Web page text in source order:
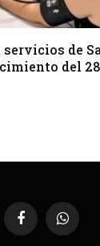
servicios de
del
Facebook